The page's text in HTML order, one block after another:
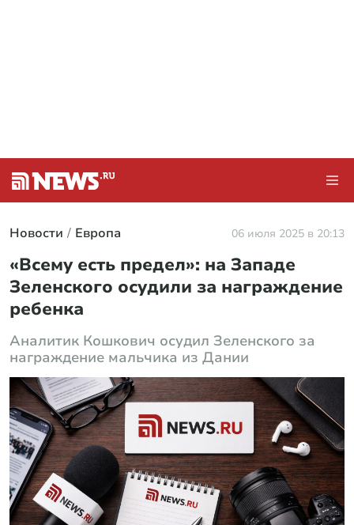
Новости Европа 06 июля 2025 в 20:13
«Всему есть предел»: на Западе
Зеленского осудили за награждение
ребенка
Аналитик Кошкович осудил Зеленского за
награждение мальчика из Дании